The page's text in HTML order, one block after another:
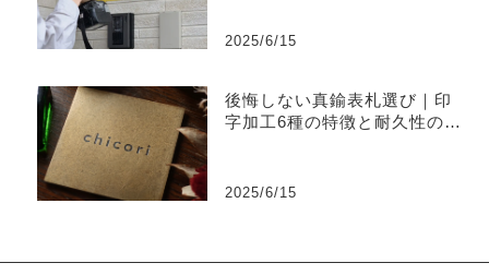
2025/6/15
後悔しない真鍮表札選び｜印
字加工6種の特徴と耐久性の違
2025/6/15